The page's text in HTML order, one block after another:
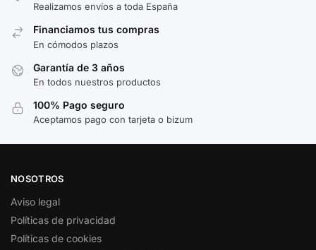
Realizamos envíos a toda España
Financiamos tus compras
En cómodos plazos
Garantía de 3 años
En todos nuestros productos
100% Pago seguro
Aceptamos pago con tarjeta o bizum
NOSOTROS
Aviso legal
Políticas de privacidad
Políticas de cookies